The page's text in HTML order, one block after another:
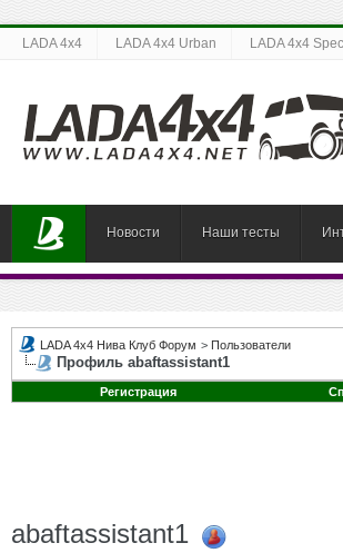
LADA 4x4 LADA 4x4 Urban LADA 4x4
Новости Наши тесты
LADA 4x4 Нива Клуб Форум > Пользователи
Профиль abaftassistant1
Регистрация
abaftassistant1